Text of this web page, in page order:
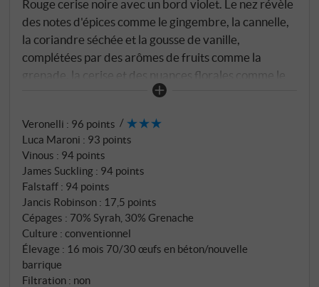
Rouge cerise noire avec un bord violet. Le nez révèle
des notes d'épices comme le gingembre, la cannelle,
la coriandre séchée et la gousse de vanille,
complétées par des arômes de fruits comme la
grenade, la cerise et des nuances florales comme le
géranium, la lavande et la rose. En bouche, du sucre
des cerises, des prunes fraîches et des canneberges.
Long en bouche avec une fine note de cassis.
SUPERIORE.DE
Veronelli : 96 points
Luca Maroni : 93 points
Vinous : 94 points
James Suckling : 94 points
Falstaff : 94 points
Jancis Robinson : 17,5 points
Cépages : 70% Syrah, 30% Grenache
Culture : conventionnel
Élevage : 16 mois 70/30 œufs en béton/nouvelle
barrique
Filtration : non